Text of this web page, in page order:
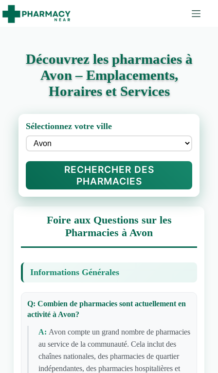
Découvrez les pharmacies à
Avon – Emplacements,
Horaires et Services
Sélectionnez votre ville
RECHERCHER DES
PHARMACIES
Foire aux Questions sur les
Pharmacies à Avon
Informations Générales
Q: Combien de pharmacies sont actuellement en
activité à Avon?
A: Avon compte un grand nombre de pharmacies
au service de la communauté. Cela inclut des
chaînes nationales, des pharmacies de quartier
indépendantes, des pharmacies hospitalières et